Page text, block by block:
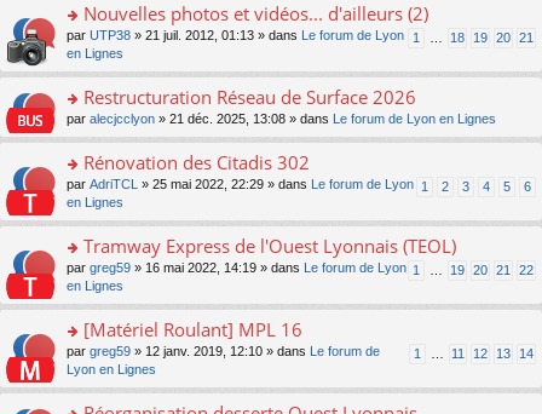
s
ré
c
e
nt
lu
pl
s
ré
c
e
g
e
n
o
n
lu
u
s
ré
c
e
er
le
m
e
s
s
e
n
o
n
lu
pl
ré
c
nt
o
n
s
er
le
m
e
s
s
e
n
o
n
lu
pl
Nouvelles photos et vidéos... d'ailleurs (2)
1 18 19 20 21
par UTP38 » 21 juil. 2012, 01:13 » dans
Le forum de Lyon
en Lignes
o
n
ult
er
le
m
e
s
s
e
n
o
n
lu
Restructuration Réseau de Surface 2026
par alecjcclyon » 21 déc. 2025, 13:08 » dans Le forum de Lyon en Lignes
o
n
s
er
le
m
e
s
s
a
Rénovation des Citadis 302
1 2 3 4 5 6
par AdriTCL » 25 mai 2022, 22:29 » dans
Le forum de Lyon
en Lignes
o
n
s
er
le
m
e
Tramway Express de l'Ouest Lyonnais (TEOL)
1 19 20 21 22
par greg59 » 16 mai 2022, 14:19 » dans
Le forum de Lyon
en Lignes
o
s
[Matériel Roulant] MPL 16
1 11 12 13 14
par greg59 » 12 janv. 2019, 12:10 » dans
Le forum de
Lyon en Lignes